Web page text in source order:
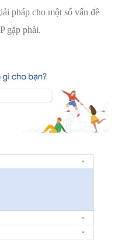
pháp cho một số vấn đề
gặp phải.